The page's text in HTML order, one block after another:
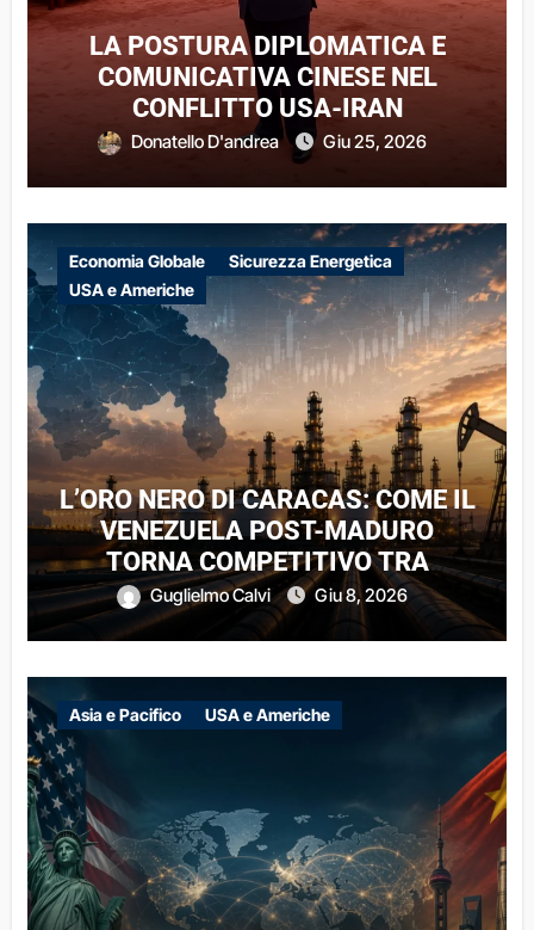
LA POSTURA DIPLOMATICA E
COMUNICATIVA CINESE NEL
CONFLITTO USA-IRAN
Donatello D'andrea Giu 25, 2026
Economia Globale
Sicurezza Energetica
USA e Americhe
L’ORO NERO DI CARACAS: COME IL
VENEZUELA POST-MADURO
TORNA COMPETITIVO TRA
CAPITALI PRIVATI E VINCOLI
ESTERNI
Guglielmo Calvi Giu 8, 2026
Asia e Pacifico USA e Americhe